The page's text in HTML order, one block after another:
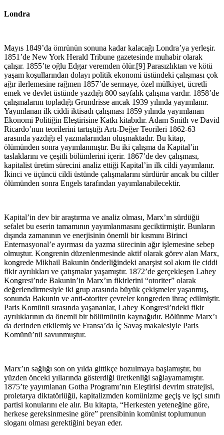
Londra
Mayıs 1849’da ömrünün sonuna kadar kalacağı Londra’ya yerleşir.
1851’de New York Herald Tribune gazetesinde muhabir olarak
çalışır. 1855’te oğlu Edgar veremden ölür.[9] Parasızlıktan ve kötü
yaşam koşullarından dolayı politik ekonomi üstündeki çalışması çok
ağır ilerlemesine rağmen 1857’de sermaye, özel mülkiyet, ücretli
emek ve devlet üstünde yazdığı 800 sayfalık çalışma vardır. 1858’de
çalışmalarını topladığı Grundrisse ancak 1939 yılında yayımlanır.
Yayımlanan ilk ciddi iktisadı çalışması 1859 yılında yayımlanan
Ekonomi Politiğin Eleştirisine Katkı kitabıdır. Adam Smith ve David
Ricardo’nun teorilerini tartıştığı Artı-Değer Teorileri 1862-63
arasında yazdığı el yazmalarından oluşmaktadır. Bu kitap,
ölümünden sonra yayımlanmıştır. Bu iki çalışma da Kapital’in
taslaklarını ve çeşitli bölümlerini içerir. 1867’de dev çalışması,
kapitalist üretim sürecini analiz ettiği Kapital’in ilk cildi yayımlanır.
İkinci ve üçüncü cildi üstünde çalışmalarını sürdürür ancak bu ciltler
ölümünden sonra Engels tarafından yayımlanabilecektir.
Kapital’in dev bir araştırma ve analiz olması, Marx’ın sürdüğü
sefalet bu eserin tamamının yayımlanmasını geciktirmiştir. Bunların
dışında zamanının ve enerjisinin önemli bir kısmını Birinci
Enternasyonal’e ayırması da yazma sürecinin ağır işlemesine sebep
olmuştur. Kongrenin düzenlenmesinde aktif olarak görev alan Marx,
kongrede Mikhail Bakunin önderliğindeki anarşist sol akım ile ciddi
fikir ayrılıkları ve çatışmalar yaşamıştır. 1872’de gerçekleşen Lahey
Kongresi’nde Bakunin’in Marx’ın fikirlerini “otoriter” olarak
değerlendirmesiyle iki grup arasında büyük çekişmeler yaşanmış,
sonunda Bakunin ve anti-otoriter çevreler kongreden ihraç edilmiştir.
Paris Komünü sırasında yaşananlar, Lahey Kongresi’ndeki fikir
ayrılıklarının da önemli bir bölümünün kaynağıdır. Bölünme Marx’ı
da derinden etkilemiş ve Fransa’da İç Savaş makalesiyle Paris
Komünü’nü savunmuştur.
Marx’ın sağlığı son on yılda gittikçe bozulmaya başlamıştır, bu
yüzden önceki yıllarında gösterdiği üretkenliği sağlayamamıştır.
1875’te yayımlanan Gotha Programı’nın Eleştirisi devrim stratejisi,
proletarya diktatörlüğü, kapitalizmden komünizme geçiş ve işçi sınıfı
partisi konularını ele alır. Bu kitapta, “Herkesten yeteneğine göre,
herkese gereksinmesine göre” prensibinin komünist toplumunun
sloganı olması gerektiğini beyan eder.